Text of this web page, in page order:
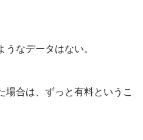
なデータはない。
場合は、ずっと有料というこ